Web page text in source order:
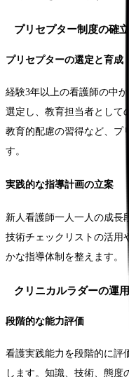
プリセプター制度の確立
プリセプターの選定と育成
経験3年以上の看護師の中
選定し、教育担当者として
教育的配慮の習得など、プ
す。
実践的な指導計画の立案
新人看護師一人一人の成長
技術チェックリストの活用
かな指導体制を整えます。
クリニカルラダーの運用
段階的な能力評価
看護実践能力を段階的に評
します。知識、技術、態度